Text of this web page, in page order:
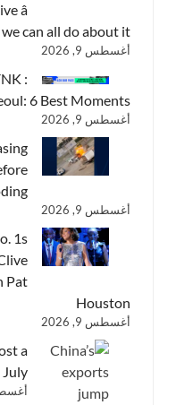
â
we can all do about it
أغسطس 9, 2026
:
6 Best Moments
أغسطس 9, 2026
أغسطس 9, 2026
1s
Pat
Houston
أغسطس 9, 2026
a
أغسطس